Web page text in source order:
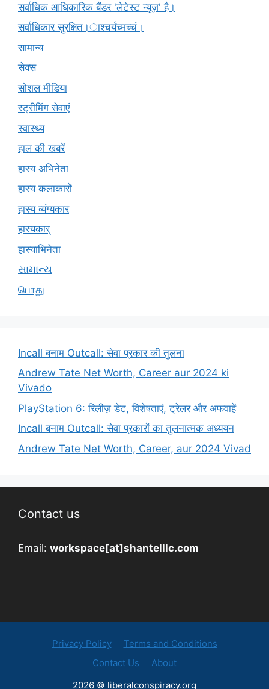
सर्वाधिक आधिकारिक बैंडर 'लेटेस्ट न्यूज़' है।
सर्वाधिकार सुरक्षित।ाश्चर्यंच्मच्चं।
सामान्य
सेक्स
सोशल मीडिया
स्ट्रीमिंग सेवाएं
स्वास्थ्य
हाल की खबरें
हास्य अभिनेता
हास्य कलाकारों
हास्य व्यंग्यकार
हास्यकार्
हास्याभिनेता
સામાન્ય
பொது
Incall बनाम Outcall: सेवा प्रकार की तुलना
Andrew Tate Net Worth, Career aur 2024 ki
Vivado
PlayStation 6: रिलीज़ डेट, विशेषताएं, ट्रेलर और अफवाहें
Incall बनाम Outcall: सेवा प्रकारों का तुलनात्मक अध्ययन
Andrew Tate Net Worth, Career, aur 2024 Vivad
Contact us
Email: workspace[at]shantelllc.com
Privacy Policy
Terms and Conditions
Contact Us
About
2026 © liberalconspiracy.org